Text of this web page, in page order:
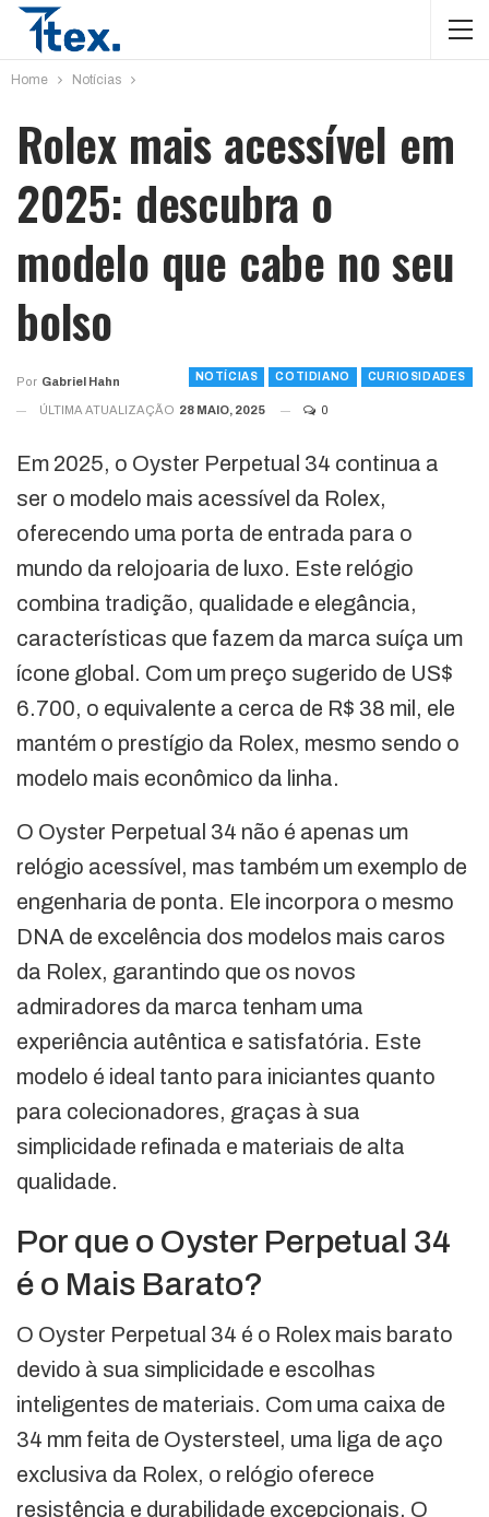
Home Notícias
Rolex mais acessível em
2025: descubra o
modelo que cabe no seu
bolso
NOTÍCIAS COTIDIANO CURIOSIDADES
Por Gabriel Hahn
ÚLTIMA ATUALIZAÇÃO 28 MAIO, 2025 0
Em 2025, o Oyster Perpetual 34 continua a
ser o modelo mais acessível da Rolex,
oferecendo uma porta de entrada para o
mundo da relojoaria de luxo. Este relógio
combina tradição, qualidade e elegância,
características que fazem da marca suíça um
ícone global. Com um preço sugerido de US$
6.700, o equivalente a cerca de R$ 38 mil, ele
mantém o prestígio da Rolex, mesmo sendo o
modelo mais econômico da linha.
O Oyster Perpetual 34 não é apenas um
relógio acessível, mas também um exemplo de
engenharia de ponta. Ele incorpora o mesmo
DNA de excelência dos modelos mais caros
da Rolex, garantindo que os novos
admiradores da marca tenham uma
experiência autêntica e satisfatória. Este
modelo é ideal tanto para iniciantes quanto
para colecionadores, graças à sua
simplicidade refinada e materiais de alta
qualidade.
Por que o Oyster Perpetual 34
é o Mais Barato?
O Oyster Perpetual 34 é o Rolex mais barato
devido à sua simplicidade e escolhas
inteligentes de materiais. Com uma caixa de
34 mm feita de Oystersteel, uma liga de aço
exclusiva da Rolex, o relógio oferece
resistência e durabilidade excepcionais. O